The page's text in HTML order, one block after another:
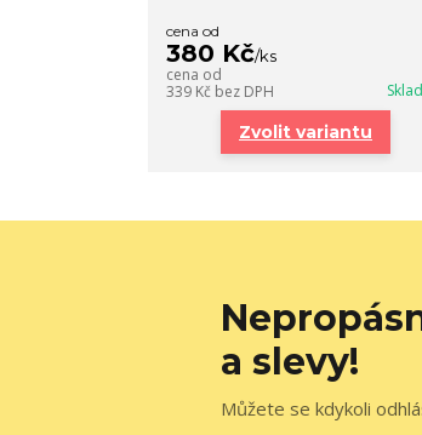
cena od
380 Kč/ks
cena od
339 Kč bez DPH
Zvolit variantu
a slevy!
Můžete se kdykoli